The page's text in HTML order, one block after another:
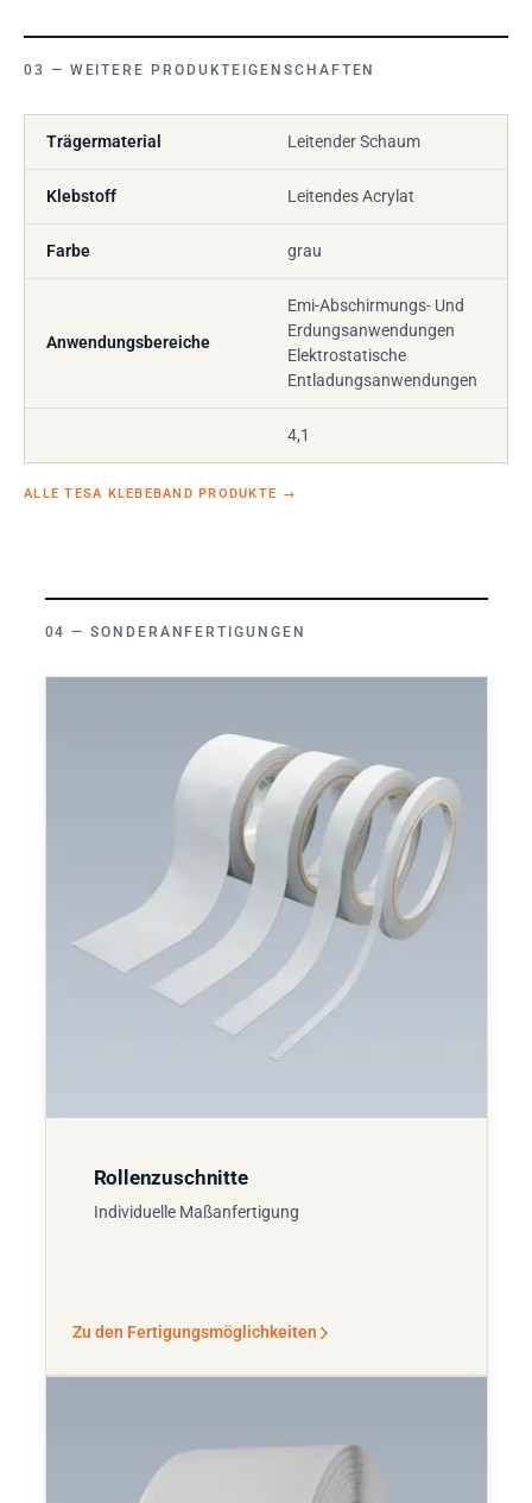
WEITERE PRODUKTEIGENSCHAFTEN
Trägermaterial Leitender Schaum
Klebstoff Leitendes Acrylat
Farbe grau
Anwendungsbereiche
Emi-Abschirmungs- Und
Erdungsanwendungen
Elektrostatische
Entladungsanwendungen
4,1
ALLE TESA KLEBEBAND PRODUKTE →
SONDERANFERTIGUNGEN
Rollenzuschnitte
Individuelle Maßanfertigung
Zu den Fertigungsmöglichkeiten